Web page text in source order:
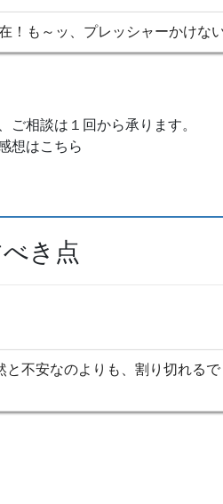
！も～ッ、プレッシャーかけな
相談は１回から承ります。
想はこちら
き点
不安なのよりも、割り切れるで